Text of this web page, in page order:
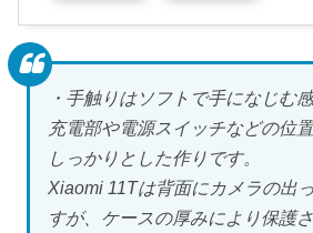
・手触りはソフトで手になじむ感
充電部や電源スイッチなどの位
しっかりとした作りです。
Xiaomi 11Tは背面にカメラの出
すが、ケースの厚みにより保護